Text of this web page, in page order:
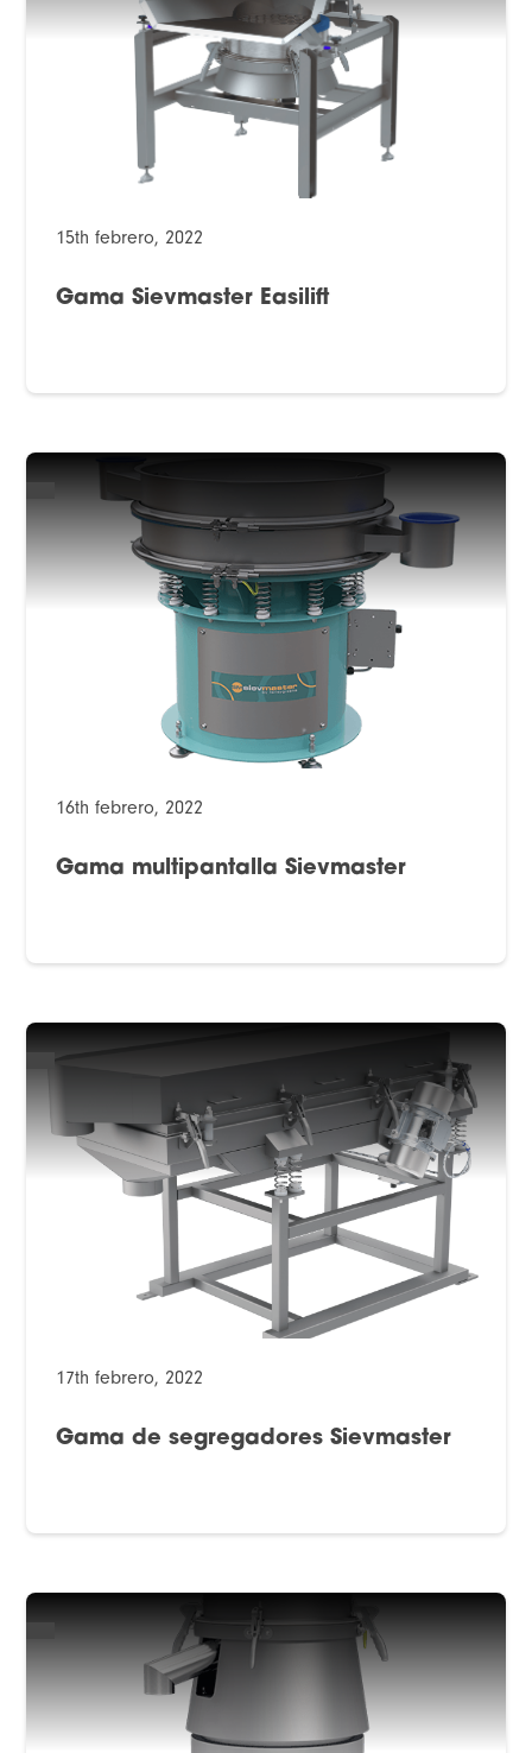
15th febrero, 2022
Gama Sievmaster Easilift
16th febrero, 2022
Gama multipantalla Sievmaster
17th febrero, 2022
Gama de segregadores Sievmaster